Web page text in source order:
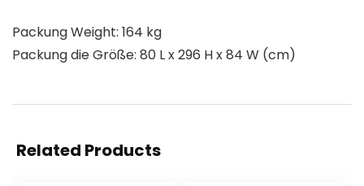
Packung Weight: 164 kg
Packung die Größe: 80 L x 296 H x 84 W (cm)
Related Products